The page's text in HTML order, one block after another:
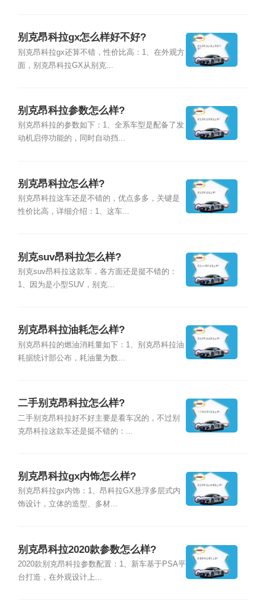
别克昂科拉gx怎么样好不好?
别克昂科拉gx还算不错，性价比高：1、在外观方
面，别克昂科拉GX从别克...
别克昂科拉参数怎么样?
别克昂科拉的参数如下：1、全系车型是配备了发
动机启停功能的，同时自动挡...
别克昂科拉怎么样?
别克昂科拉这车还是不错的，优点多多，关键是
性价比高，详细介绍：1、这车...
别克suv昂科拉怎么样?
别克suv昂科拉这款车，各方面还是挺不错的：
1、因为是小型SUV，别克...
别克昂科拉油耗怎么样?
别克昂科拉的燃油消耗量如下：1、别克昂科拉油
耗据统计部公布，耗油量为数...
二手别克昂科拉怎么样?
二手别克昂科拉好不好主要是看车况的，不过别
克昂科拉这款车还是挺不错的：...
别克昂科拉gx内饰怎么样?
别克昂科拉gx内饰：1、昂科拉GX悬浮多层式内
饰设计，立体的造型、多材...
别克昂科拉2020款参数怎么样?
2020款别克昂科拉参数配置：1、新车基于PSA平
台打造，在外观设计上...